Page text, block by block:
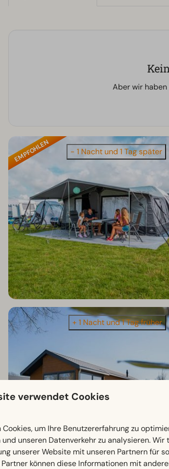
Aber wir
EMPFOHLEN - 1 Nacht und 1 Tag später
+ 1 Nacht und 1 Tag früher
verwendet Cookies
um Ihre Benutzererfahrung zu
unseren Datenverkehr zu analysieren.
unserer Website mit unseren Partnern für
können diese Informationen mit